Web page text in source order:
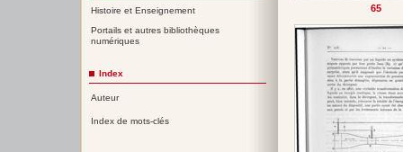
65
Histoire et Enseignement
Portails et autres bibliothèques
numériques
Index
Auteur
Index de mots-clés